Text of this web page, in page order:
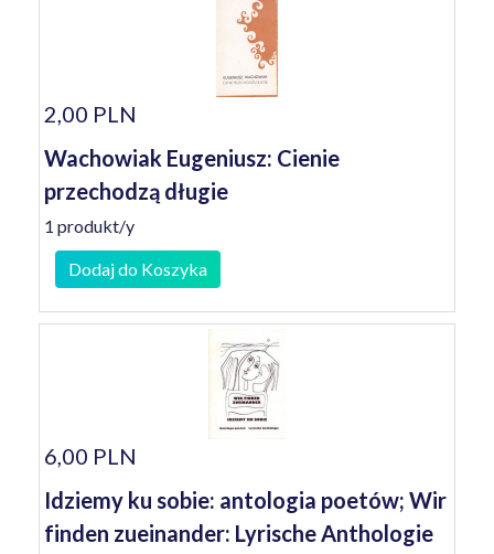
2,00 PLN
Wachowiak Eugeniusz: Cienie
przechodzą długie
1 produkt/y
Dodaj do Koszyka
6,00 PLN
Idziemy ku sobie: antologia poetów; Wir
finden zueinander: Lyrische Anthologie